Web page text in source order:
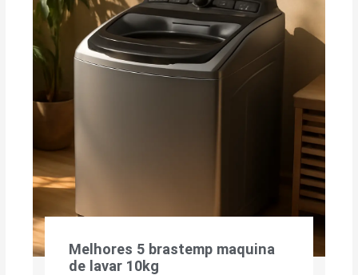
Melhores 5 brastemp maquina
de lavar 10kg